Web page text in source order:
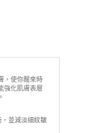
，使你醒來時
強化肌膚表層
並減淡細紋皺